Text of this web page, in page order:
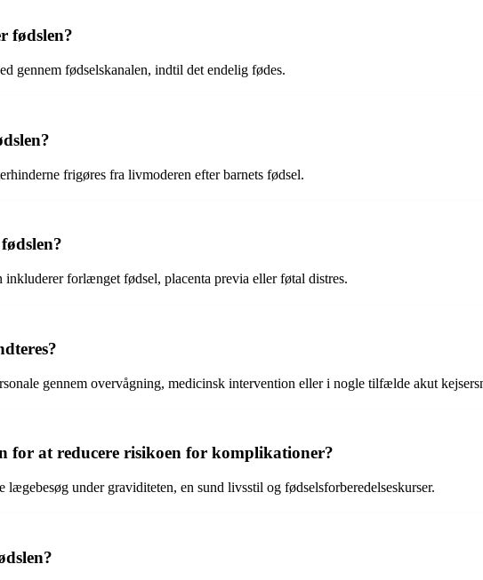
fødslen?
gennem fødselskanalen, indtil det endelig fødes.
frigøres fra livmoderen efter barnets fødsel.
forlænget fødsel, placenta previa eller føtal distres.
gennem overvågning, medicinsk intervention eller i nogle tilfælde akut
for at reducere risikoen for komplikationer?
under graviditeten, en sund livsstil og fødselsforberedelseskurser.